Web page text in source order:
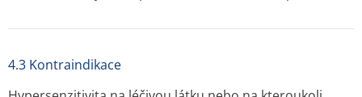
4.3 Kontraindikace